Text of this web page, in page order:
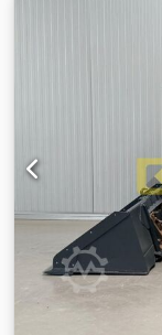
2.400 cc
Bobcat
186 x 206 cm
markering: ja
staat: zeer goed
Werkverlichting
Flow -
snelheden =
Stage V / Tier IV
Land van
snelwissel, 2
airconditioning,